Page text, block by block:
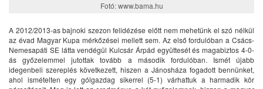
Fotó: www.bama.hu
A 2012/2013-as bajnoki szezon felidézése előtt nem mehetünk el szó nélkül
az évad Magyar Kupa mérkőzései mellett sem. Az első fordulóban a Csács-
Nemesapáti SE látta vendégül Kulcsár Árpád együttesét és magabiztos 4-0-
ás győzelemmel jutottak tovább a második fordulóban. Ismét újabb
idegenbeli szereplés következett, hiszen a Jánosháza fogadott bennünket,
ahol ismételten egy gólgazdag sikerrel (5-1) várhattuk a harmadik kör